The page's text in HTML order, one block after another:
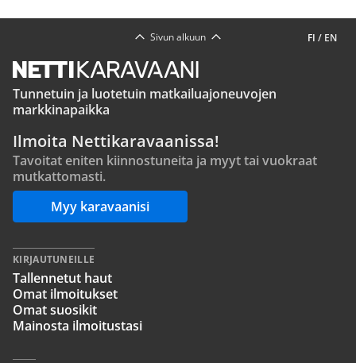
FI / EN
Sivun alkuun
Tunnetuin ja luotetuin matkailuajoneuvojen
markkinapaikka
Ilmoita Nettikaravaanissa!
Tavoitat eniten kiinnostuneita ja myyt tai vuokraat
mutkattomasti.
Myy karavaanisi
KIRJAUTUNEILLE
Tallennetut haut
Omat ilmoitukset
Omat suosikit
Mainosta ilmoitustasi